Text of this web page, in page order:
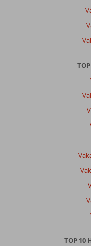
TOP 10